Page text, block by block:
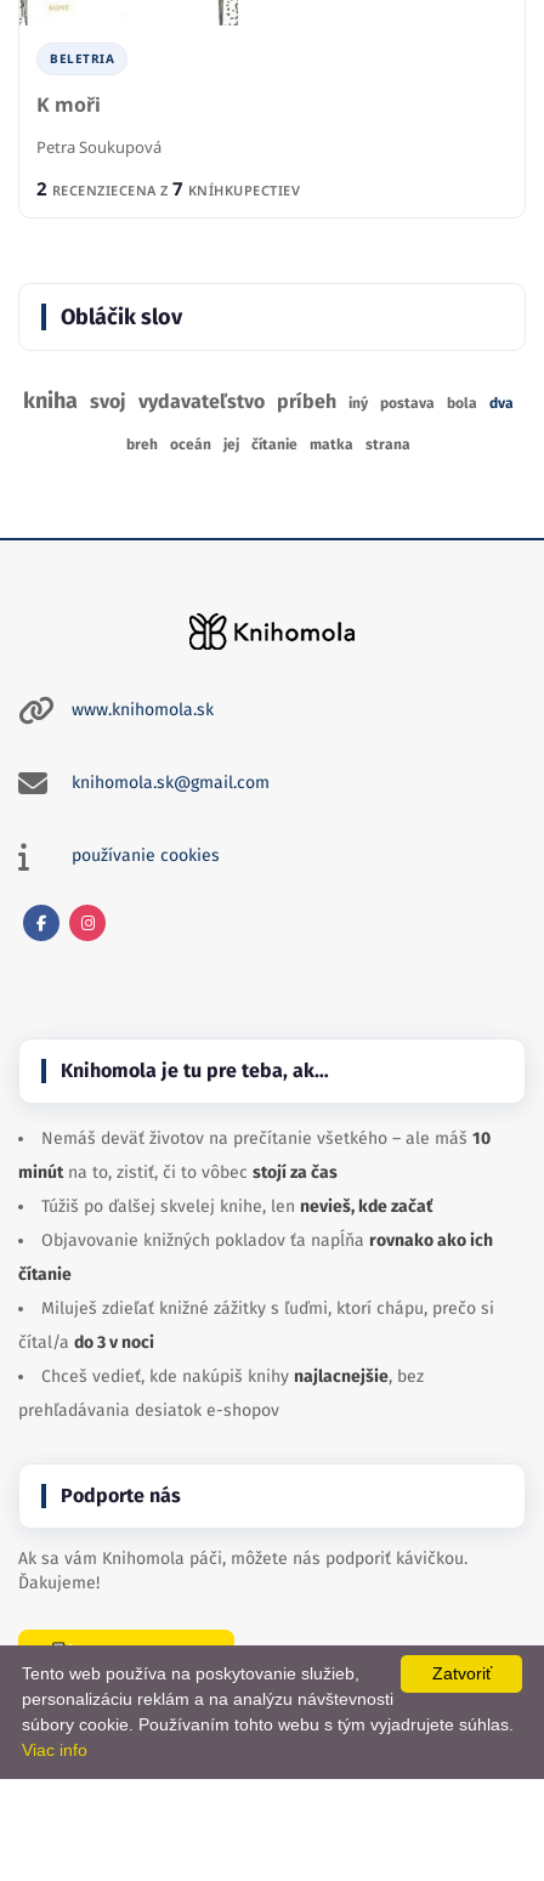
BELETRIA
K moři
Petra Soukupová
2 RECENZIECENA Z 7 KNÍHKUPECTIEV
Obláčik slov
kniha svoj vydavateľstvo príbeh iný postava bola dva
breh oceán jej čítanie matka strana
www.knihomola.sk
knihomola.sk@gmail.com
používanie cookies
Knihomola je tu pre teba, ak…
Nemáš deväť životov na prečítanie všetkého – ale máš 10
minútna to, zistiť, či to vôbec stojí za čas
Túžiš po ďalšej skvelej knihe, len nevieš, kde začať
Objavovanie knižných pokladov ťa napĺňa rovnako ako ich
čítanie
Miluješ zdieľať knižné zážitky s ľuďmi, ktorí chápu, prečo si
čítal/a do 3 v noci
Chceš vedieť, kde nakúpiš knihy najlacnejšie, bez
prehľadávania desiatok e-shopov
Podporte nás
Ak sa vám Knihomola páči, môžete nás podporiť kávičkou.
Ďakujeme!
📨
Zatvoriť
Tento web používa na poskytovanie služieb,
personalizáciu reklám a na analýzu návštevnosti
súbory cookie. Používaním tohto webu s tým vyjadrujete súhlas.
Viac info